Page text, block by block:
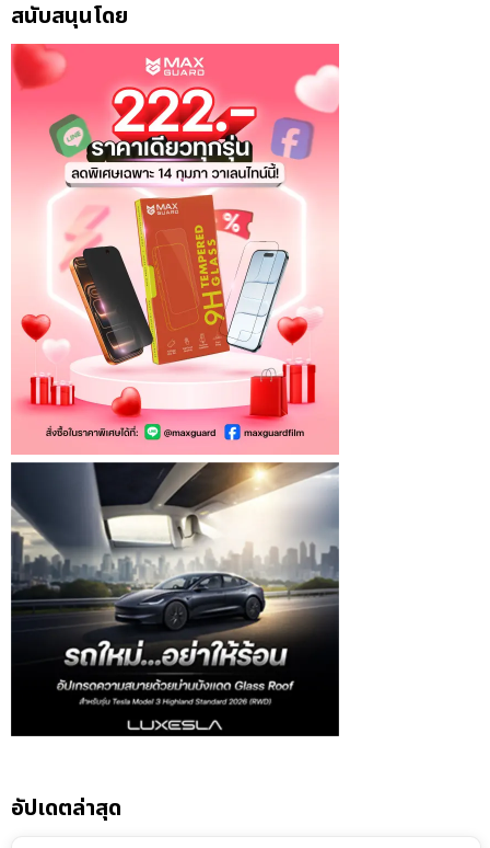
สนับสนุนโดย
อัปเดตล่าสุด